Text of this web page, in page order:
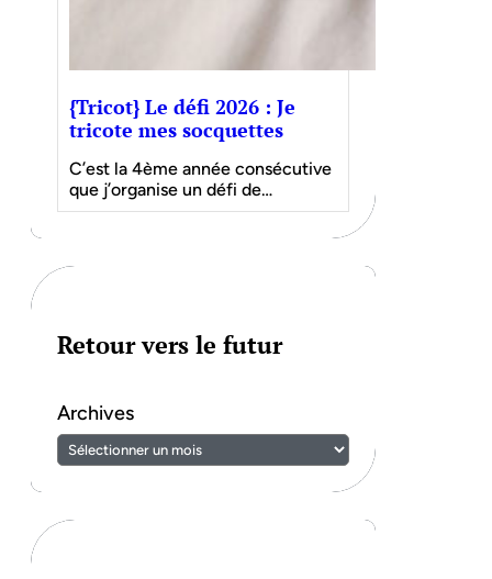
{Tricot} Le défi 2026 : Je
tricote mes socquettes
C’est la 4ème année consécutive
que j’organise un défi de…
Retour vers le futur
Archives